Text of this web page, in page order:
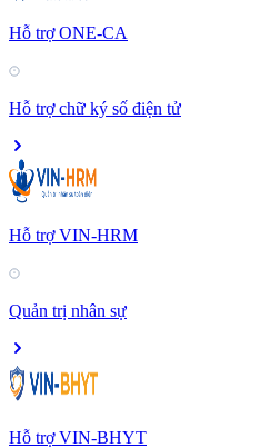
Hỗ trợ ONE-CA
Hỗ trợ chữ ký số điện tử
Hỗ trợ VIN-HRM
Quản trị nhân sự
Hỗ trợ VIN-BHYT